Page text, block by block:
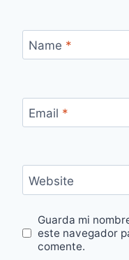
Name *
Email *
Website
Guarda mi
este navegador
comente.